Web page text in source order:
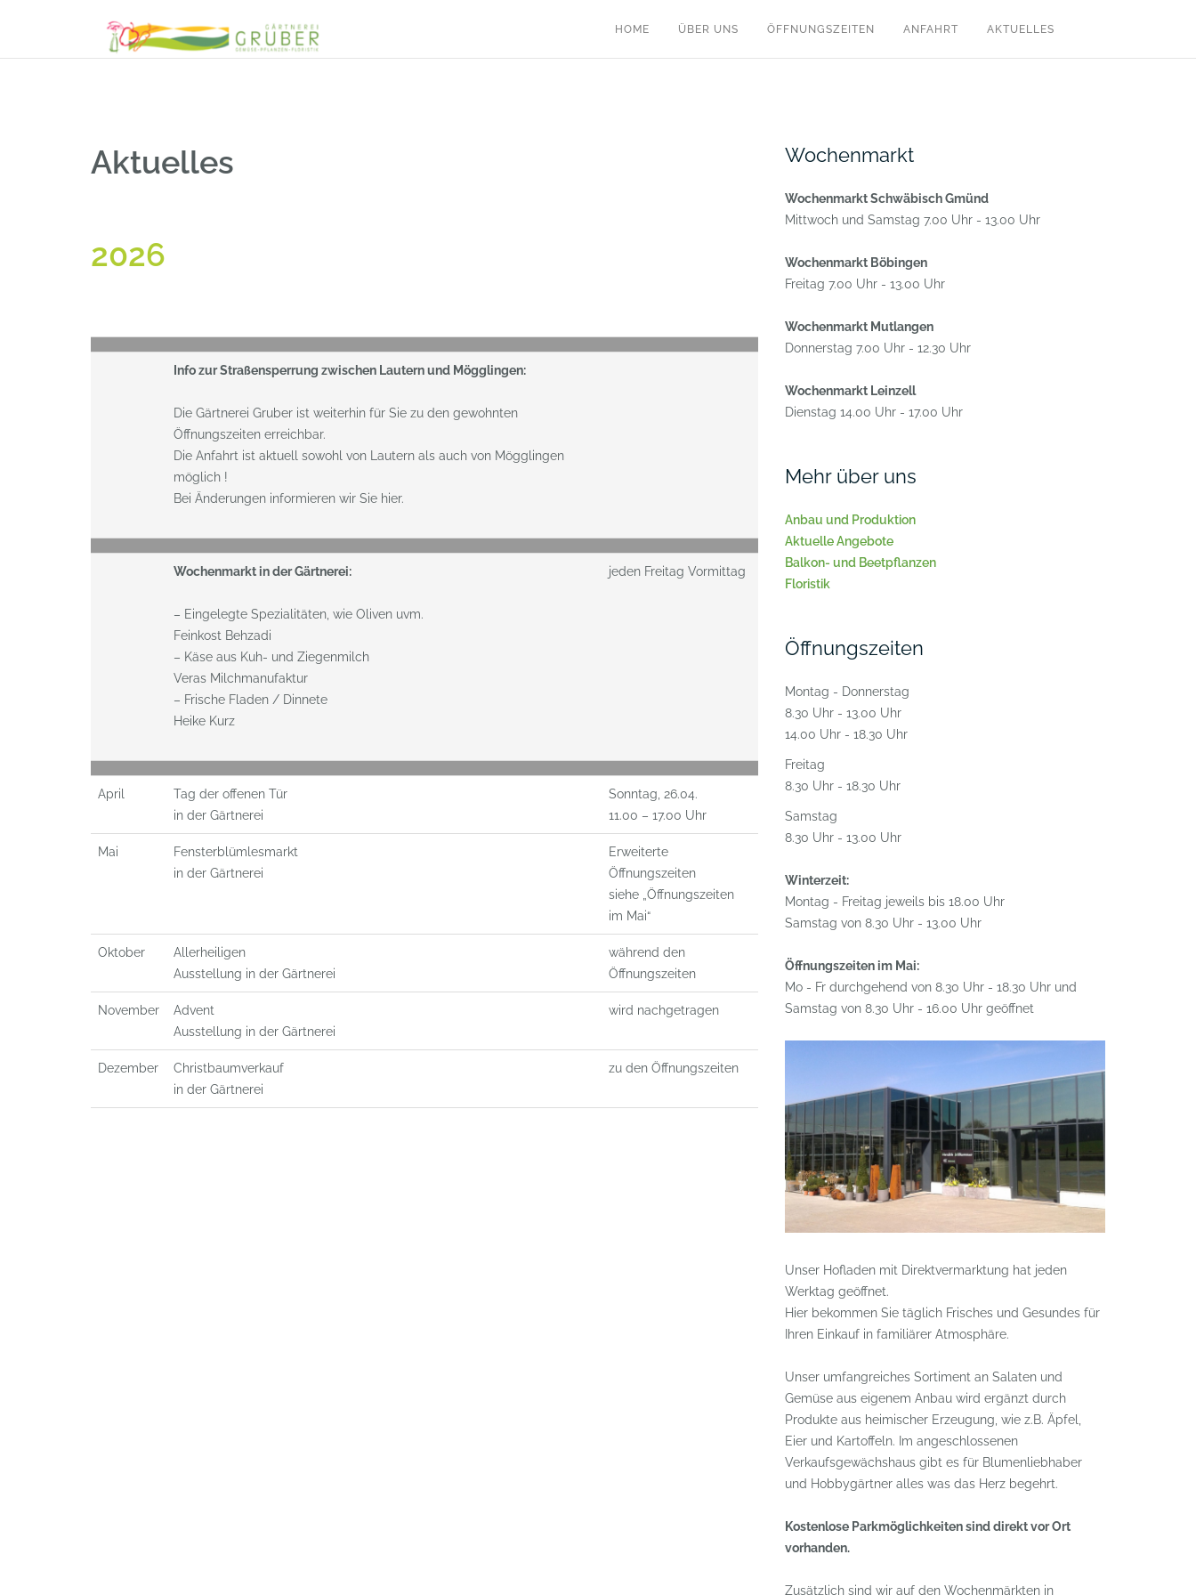
HOME ÜBER UNS ÖFFNUNGSZEITEN ANFAHRT AKTUELLES
Aktuelles
2026
Info zur Straßensperrung zwischen Lautern und Mögglingen:
Die Gärtnerei Gruber ist weiterhin für Sie zu den gewohnten
Öffnungszeiten erreichbar.
Die Anfahrt ist aktuell sowohl von Lautern als auch von Mögglingen
möglich !
Bei Änderungen informieren wir Sie hier.
Wochenmarkt in der Gärtnerei:
– Eingelegte Spezialitäten, wie Oliven uvm.
Feinkost Behzadi
– Käse aus Kuh- und Ziegenmilch
Veras Milchmanufaktur
– Frische Fladen / Dinnete
Heike Kurz
jeden Freitag Vormittag
April
Tag der offenen Tür
in der Gärtnerei
Sonntag, 26.04.
11.00 – 17.00 Uhr
Mai
Fensterblümlesmarkt
in der Gärtnerei
Erweiterte
Öffnungszeiten
siehe „Öffnungszeiten
im Mai“
Oktober
Allerheiligen
Ausstellung in der Gärtnerei
während den
Öffnungszeiten
November
Advent
Ausstellung in der Gärtnerei
wird nachgetragen
Dezember
Christbaumverkauf
in der Gärtnerei
zu den Öffnungszeiten
Wochenmarkt
Wochenmarkt Schwäbisch Gmünd
Mittwoch und Samstag 7.00 Uhr - 13.00 Uhr
Wochenmarkt Böbingen
Freitag 7.00 Uhr - 13.00 Uhr
Wochenmarkt Mutlangen
Donnerstag 7.00 Uhr - 12.30 Uhr
Wochenmarkt Leinzell
Dienstag 14.00 Uhr - 17.00 Uhr
Mehr über uns
Anbau und Produktion
Aktuelle Angebote
Balkon- und Beetpflanzen
Floristik
Öffnungszeiten
Montag - Donnerstag
8.30 Uhr - 13.00 Uhr
14.00 Uhr - 18.30 Uhr
Freitag
8.30 Uhr - 18.30 Uhr
Samstag
8.30 Uhr - 13.00 Uhr
Winterzeit:
Montag - Freitag jeweils bis 18.00 Uhr
Samstag von 8.30 Uhr - 13.00 Uhr
Öffnungszeiten im Mai:
Mo - Fr durchgehend von 8.30 Uhr - 18.30 Uhr und
Samstag von 8.30 Uhr - 16.00 Uhr geöffnet
Unser Hofladen mit Direktvermarktung hat jeden
Werktag geöffnet.
Hier bekommen Sie täglich Frisches und Gesundes für
Ihren Einkauf in familiärer Atmosphäre.
Unser umfangreiches Sortiment an Salaten und
Gemüse aus eigenem Anbau wird ergänzt durch
Produkte aus heimischer Erzeugung, wie z.B. Äpfel,
Eier und Kartoffeln. Im angeschlossenen
Verkaufsgewächshaus gibt es für Blumenliebhaber
und Hobbygärtner alles was das Herz begehrt.
Kostenlose Parkmöglichkeiten sind direkt vor Ort
vorhanden.
Zusätzlich sind wir auf den Wochenmärkten in